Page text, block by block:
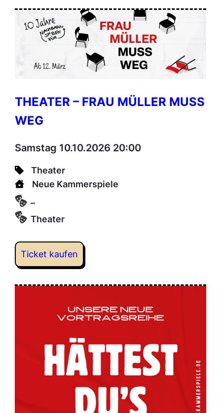
THEATER – FRAU MÜLLER MUSS
WEG
Samstag 10.10.2026 20:00
Theater
Neue Kammerspiele
–
Theater
Ticket kaufen